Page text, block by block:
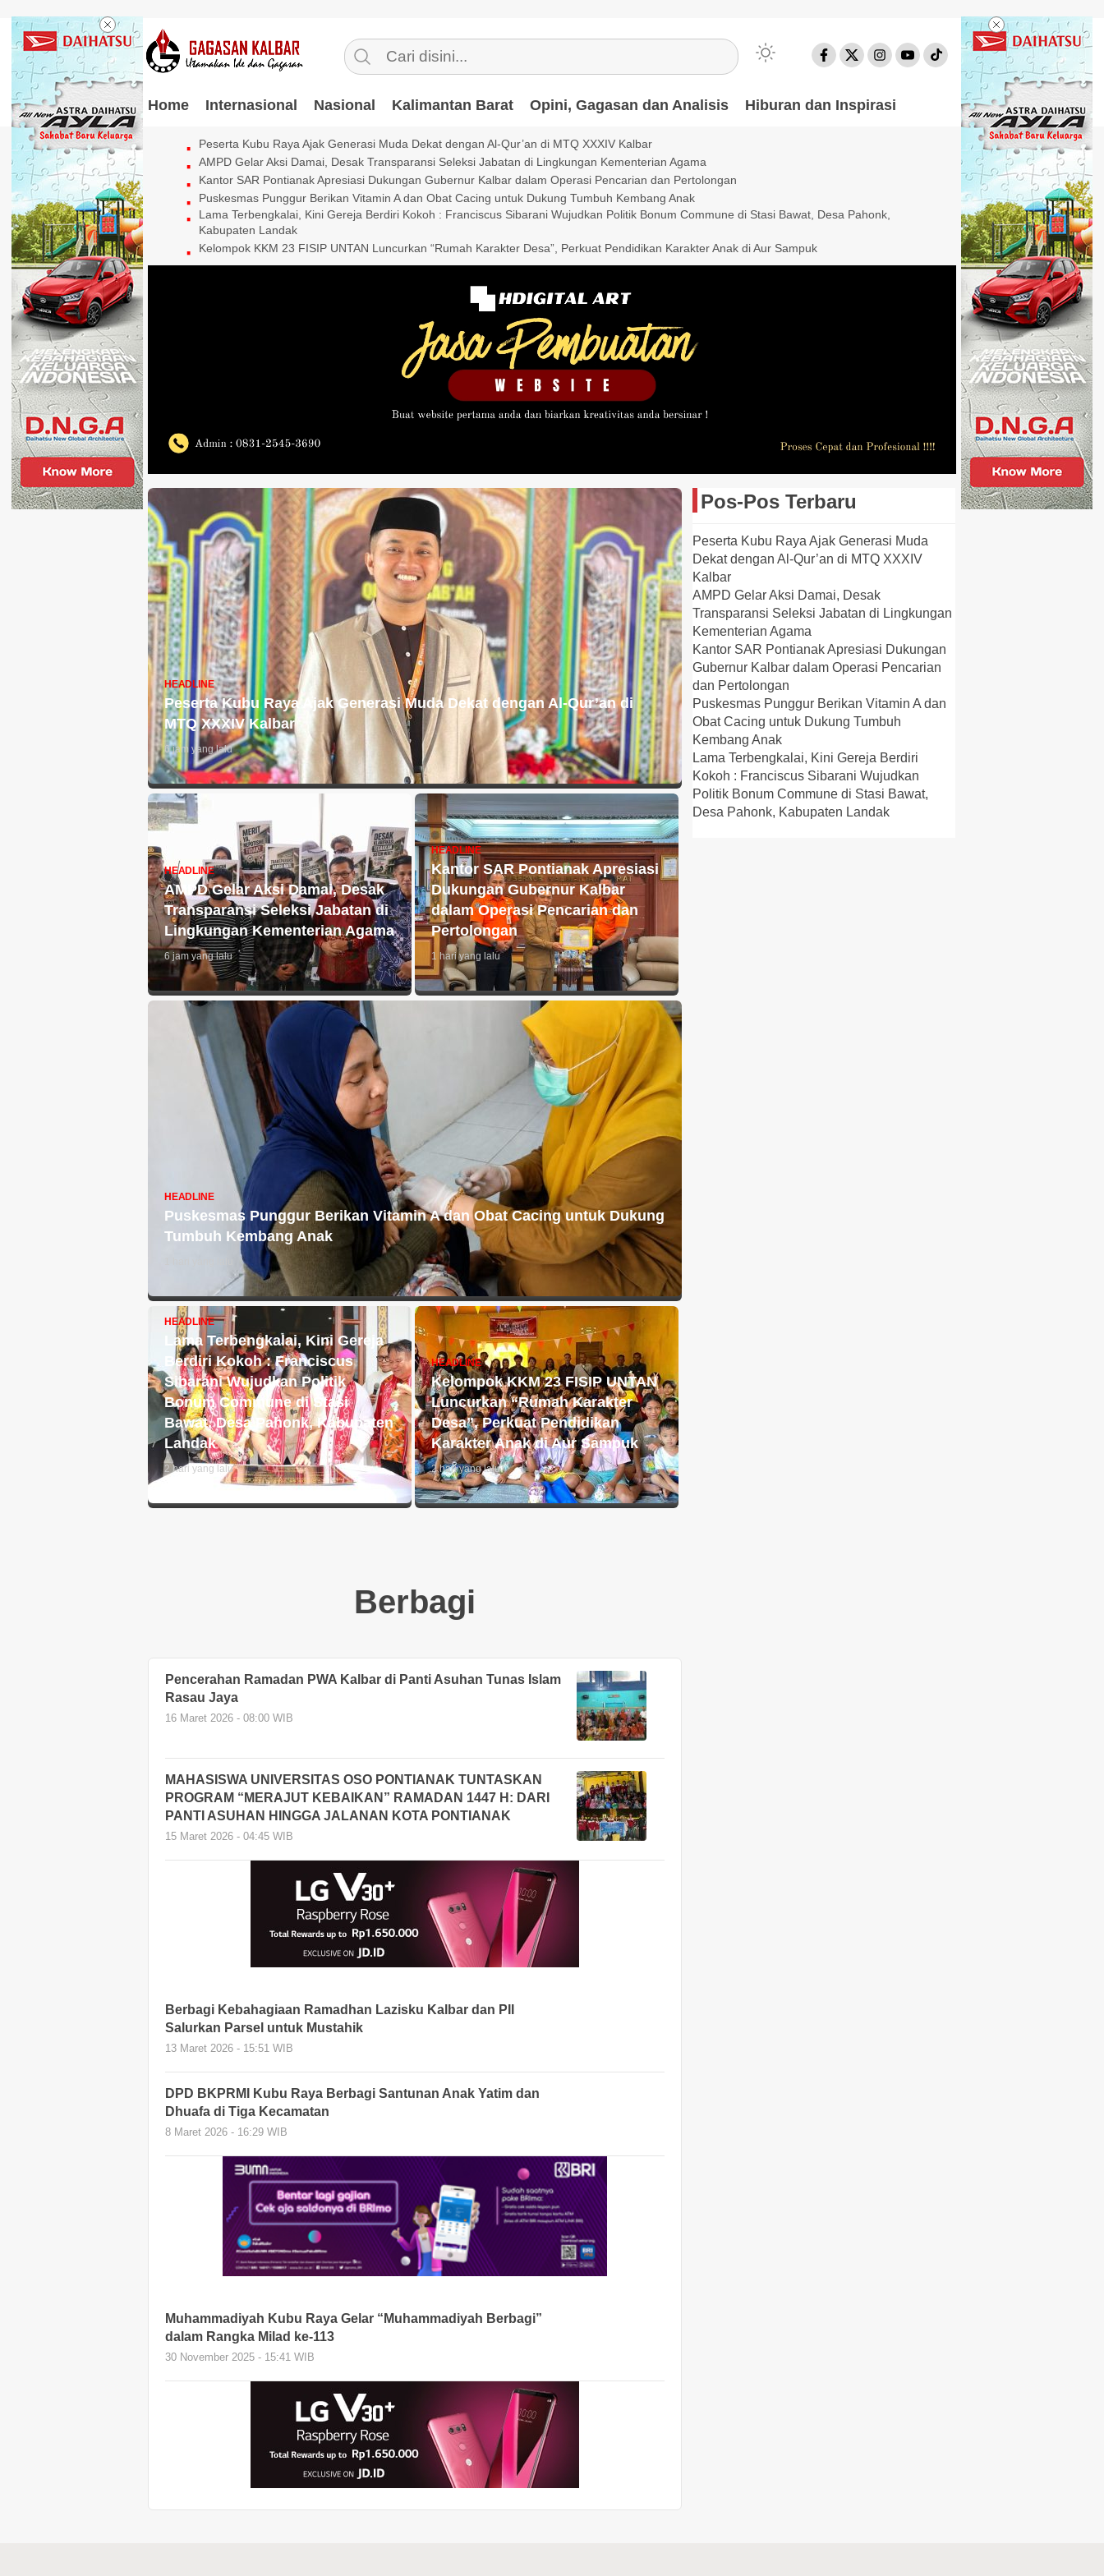
Home Internasional Nasional Kalimantan Barat Opini, Gagasan dan Analisis Hiburan dan Inspirasi
Peserta Kubu Raya Ajak Generasi Muda Dekat dengan Al-Qur’an di MTQ XXXIV Kalbar
AMPD Gelar Aksi Damai, Desak Transparansi Seleksi Jabatan di Lingkungan Kementerian Agama
Kantor SAR Pontianak Apresiasi Dukungan Gubernur Kalbar dalam Operasi Pencarian dan Pertolongan
Puskesmas Punggur Berikan Vitamin A dan Obat Cacing untuk Dukung Tumbuh Kembang Anak
Lama Terbengkalai, Kini Gereja Berdiri Kokoh : Franciscus Sibarani Wujudkan Politik Bonum Commune di Stasi Bawat, Desa Pahonk,
Kabupaten Landak
Kelompok KKM 23 FISIP UNTAN Luncurkan “Rumah Karakter Desa”, Perkuat Pendidikan Karakter Anak di Aur Sampuk
HEADLINE
Peserta Kubu Raya Ajak Generasi Muda Dekat dengan Al-Qur’an di
MTQ XXXIV Kalbar
6 jam yang lalu
HEADLINE
AMPD Gelar Aksi Damai, Desak
Transparansi Seleksi Jabatan di
Lingkungan Kementerian Agama
6 jam yang lalu
HEADLINE
Kantor SAR Pontianak Apresiasi
Dukungan Gubernur Kalbar
dalam Operasi Pencarian dan
Pertolongan
1 hari yang lalu
HEADLINE
Puskesmas Punggur Berikan Vitamin A dan Obat Cacing untuk Dukung
Tumbuh Kembang Anak
HEADLINE
Lama Terbengkalai, Kini Gereja
Berdiri Kokoh : Franciscus
Sibarani Wujudkan Politik
Bonum Commune di Stasi
Bawat, Desa Pahonk, Kabupaten
Landak
2 hari yang lalu
HEADLINE
Kelompok KKM 23 FISIP UNTAN
Luncurkan “Rumah Karakter
Desa”, Perkuat Pendidikan
Karakter Anak di Aur Sampuk
2 hari yang lalu
Berbagi
Pencerahan Ramadan PWA Kalbar di Panti Asuhan Tunas Islam
Rasau Jaya
16 Maret 2026 - 08:00 WIB
MAHASISWA UNIVERSITAS OSO PONTIANAK TUNTASKAN
PROGRAM “MERAJUT KEBAIKAN” RAMADAN 1447 H: DARI
PANTI ASUHAN HINGGA JALANAN KOTA PONTIANAK
15 Maret 2026 - 04:45 WIB
Berbagi Kebahagiaan Ramadhan Lazisku Kalbar dan PII
Salurkan Parsel untuk Mustahik
13 Maret 2026 - 15:51 WIB
DPD BKPRMI Kubu Raya Berbagi Santunan Anak Yatim dan
Dhuafa di Tiga Kecamatan
8 Maret 2026 - 16:29 WIB
Muhammadiyah Kubu Raya Gelar “Muhammadiyah Berbagi”
dalam Rangka Milad ke-113
30 November 2025 - 15:41 WIB
Pos-Pos Terbaru
Peserta Kubu Raya Ajak Generasi Muda
Dekat dengan Al-Qur’an di MTQ XXXIV
Kalbar
AMPD Gelar Aksi Damai, Desak
Transparansi Seleksi Jabatan di Lingkungan
Kementerian Agama
Kantor SAR Pontianak Apresiasi Dukungan
Gubernur Kalbar dalam Operasi Pencarian
dan Pertolongan
Puskesmas Punggur Berikan Vitamin A dan
Obat Cacing untuk Dukung Tumbuh
Kembang Anak
Lama Terbengkalai, Kini Gereja Berdiri
Kokoh : Franciscus Sibarani Wujudkan
Politik Bonum Commune di Stasi Bawat,
Desa Pahonk, Kabupaten Landak